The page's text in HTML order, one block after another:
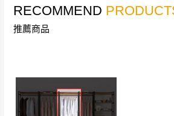
。
其它注意事項
本司貨車運送如因路況不佳、天
山區內等，或收貨地點搬運過於
訂購前請確認商品尺寸，大
須保持商品全新狀態與完整
若發生非本司因素致使之汙
RECOMMEND
推薦商品